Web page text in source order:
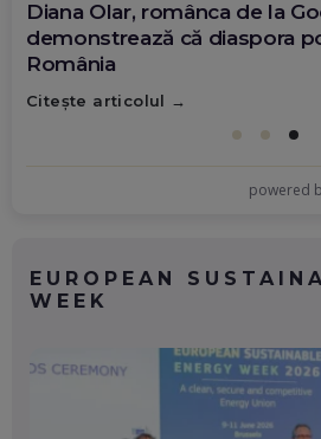
Diana Olar, românca de la
demonstrează că diaspora
România
Citește articolul
powered
EUROPEAN
WEEK